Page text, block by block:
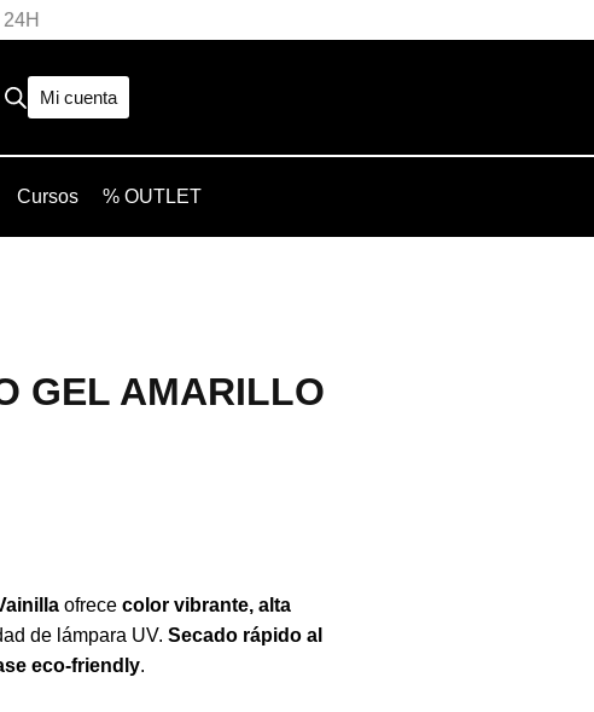
Mi cuenta
Cursos % OUTLET
GEL AMARILLO
ofrece color vibrante, alta
de lámpara UV. Secado rápido al
eco-friendly.